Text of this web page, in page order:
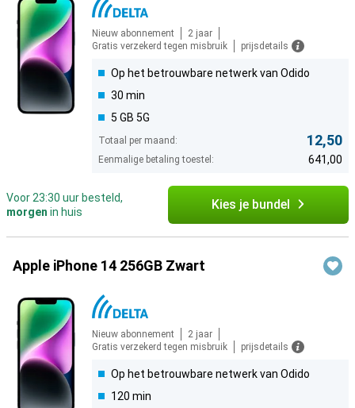
Nieuw abonnement
2 jaar
Gratis verzekerd tegen misbruik
prijsdetails
Op het betrouwbare netwerk van Odido
30 min
5 GB 5G
Totaal per maand: 12,50
Eenmalige betaling toestel: 641,00
Voor 23:30 uur besteld,
morgen in huis Kies je bundel
Apple iPhone 14 256GB Zwart
Nieuw abonnement
2 jaar
Gratis verzekerd tegen misbruik
prijsdetails
Op het betrouwbare netwerk van Odido
120 min